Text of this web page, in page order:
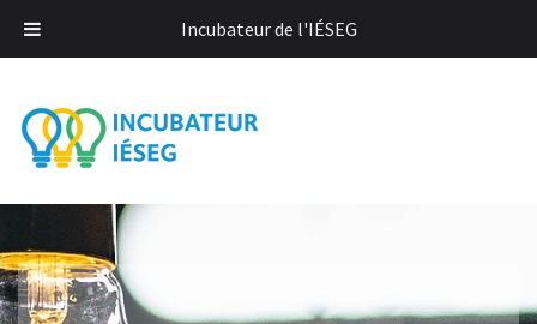
Incubateur de l'IÉSEG